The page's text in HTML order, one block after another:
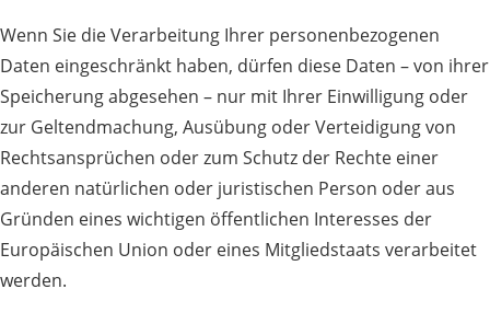
Wenn Sie die Verarbeitung Ihrer personenbezogenen
Daten eingeschränkt haben, dürfen diese Daten – von ihrer
Speicherung abgesehen – nur mit Ihrer Einwilligung oder
zur Geltendmachung, Ausübung oder Verteidigung von
Rechtsansprüchen oder zum Schutz der Rechte einer
anderen natürlichen oder juristischen Person oder aus
Gründen eines wichtigen öffentlichen Interesses der
Europäischen Union oder eines Mitgliedstaats verarbeitet
werden.